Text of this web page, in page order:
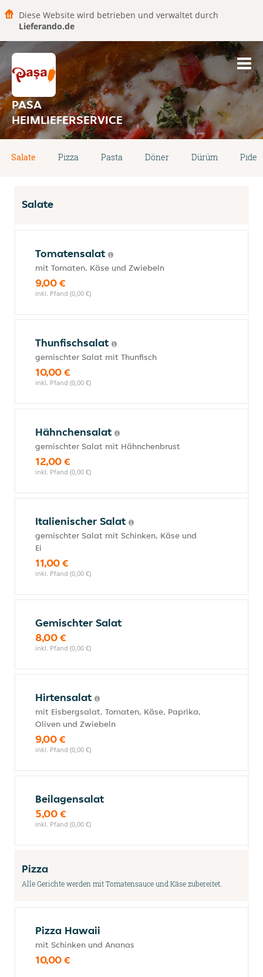
Diese Website wird betrieben und verwaltet durch
Lieferando.de
PASA
HEIMLIEFERSERVICE
Salate Pizza Pasta Döner Dürüm Pide
Salate
Tomatensalat
mit Tomaten, Käse und Zwiebeln
9,00 €
inkl. Pfand (0,00 €)
Thunfischsalat
gemischter Salat mit Thunfisch
10,00 €
inkl. Pfand (0,00 €)
Hähnchensalat
gemischter Salat mit Hähnchenbrust
12,00 €
inkl. Pfand (0,00 €)
Italienischer Salat
gemischter Salat mit Schinken, Käse und
Ei
11,00 €
inkl. Pfand (0,00 €)
Gemischter Salat
8,00 €
inkl. Pfand (0,00 €)
Hirtensalat
mit Eisbergsalat, Tomaten, Käse, Paprika,
Oliven und Zwiebeln
9,00 €
inkl. Pfand (0,00 €)
Beilagensalat
5,00 €
inkl. Pfand (0,00 €)
Pizza
Alle Gerichte werden mit Tomatensauce und Käse zubereitet.
Pizza Hawaii
mit Schinken und Ananas
10,00 €